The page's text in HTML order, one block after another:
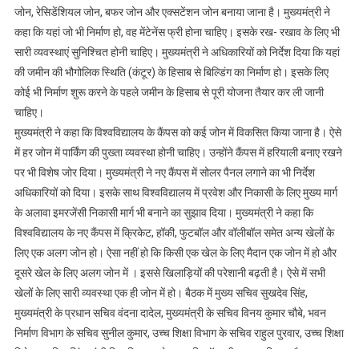
जोन, रेसिडेंशियल जोन, बफर जोन और एक्सटेंशन जोन बनाया जाना है। मुख्यमंत्री ने
कहा कि यहां जो भी निर्माण हो, वह मेंटेनेंस फ्री होना चाहिए। इसके रख- रखाव के लिए भी
सारी व्यवस्थाएं सुनिश्चित होनी चाहिए। मुख्यमंत्री ने अधिकारियों को निर्देश दिया कि यहां
की जमीन की भौगोलिक स्थिति (कंटूर) के हिसाब से बिल्डिंग का निर्माण हो। इसके लिए
कोई भी निर्माण शुरू करने के पहले जमीन के हिसाब से पूरी योजना तैयार कर ली जानी
चाहिए।
मुख्यमंत्री ने कहा कि विश्वविद्यालय के कैंपस को कई जोन में विकसित किया जाना है। ऐसे
में हर जोन में पार्किंग की पुख्ता व्यवस्था होनी चाहिए। उन्होंने कैंपस में हरियाली बनाए रखने
पर भी विशेष जोर दिया। मुख्यमंत्री ने नए कैंपस में सोलर पैनल लगाने का भी निर्देश
अधिकारियों को दिया। इसके साथ विश्वविद्यालय में प्रवेश और निकासी के लिए मुख्य मार्ग
के अलावा इमरजेंसी निकासी मार्ग भी बनाने का सुझाव दिया। मुख्यमंत्री ने कहा कि
विश्वविद्यालय के नए कैंपस में क्रिकेट, हॉकी, फुटबॉल और वॉलीबॉल समेत अन्य खेलों के
लिए एक अलग जोन हो। ऐसा नहीं हो कि किसी एक खेल के लिए मैदान एक जोन में हो और
दूसरे खेल के लिए अलग जोन में । इससे खिलाड़ियों की परेशानी बढ़ती है। ऐसे में सभी
खेलों के लिए सारी व्यवस्था एक ही जोन में हो। बैठक में मुख्य सचिव सुखदेव सिंह,
मुख्यमंत्री के प्रधान सचिव वंदना दादेल, मुख्यमंत्री के सचिव विनय कुमार चौबे, भवन
निर्माण विभाग के सचिव सुनील कुमार, उच्च शिक्षा विभाग के सचिव राहुल पुरवार, उच्च शिक्षा